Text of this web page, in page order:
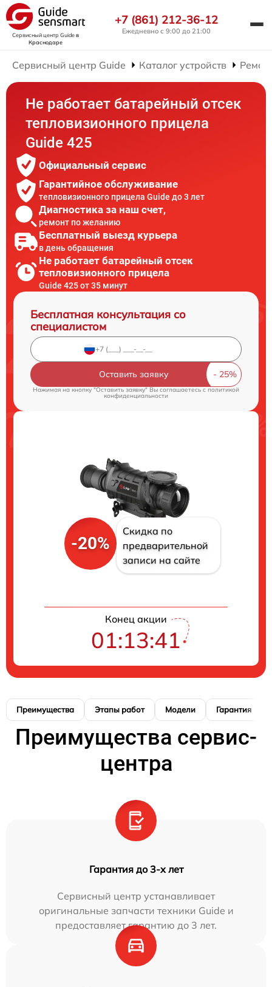
Сервисный центр Guideв
Краснодаре
+7 (861) 212-36-12
Ежедневно с 9:00 до 21:00
Сервисный центр Guide Каталог устройств
Не работает батарейный отсек
тепловизионного прицела
Guide 425
Официальный сервис
Гарантийное обслуживание
тепловизионного прицела Guide до 3 лет
Диагностика за наш счет,
ремонт по желанию
Бесплатный выезд курьера
в день обращения
Не работает батарейный отсек
тепловизионного прицела
Guide 425 от 35 минут
Бесплатная консультация со
специалистом
Оставить заявку
Нажимая на кнопку "Оставить заявку" Вы соглашаетесь cполитикой
конфиденциальности
-20%
Скидка по
предварительной
записи на сайте
Конец акции
01:13:41
Преимущества Этапы работ Модели Гарантия
Преимущества сервис-
центра
Гарантия до 3-х лет
Сервисный центр устанавливает
оригинальные запчасти техники Guide и
предоставляет гарантию до 3 лет.